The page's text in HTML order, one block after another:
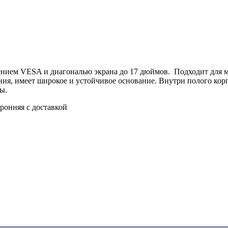
VESA и диагональю экрана до 17 дюймов. Подходит
имеет широкое и устойчивое основание. Внутри полого
с доставкой